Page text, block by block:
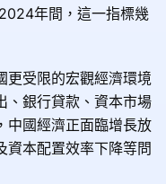
年間，這一指標幾
更受限的宏觀經濟環境
、銀行貸款、資本市場
中國經濟正面臨增長放
資本配置效率下降等問